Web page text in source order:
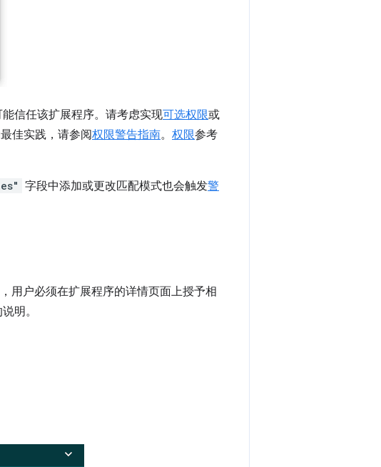
信任该扩展程序。请考虑实现可选权限或
佳实践，请参阅权限警告指南。 权限参考
字段中添加或更改匹配模式也会触发警
用户必须在扩展程序的详情页面上授予相
明。